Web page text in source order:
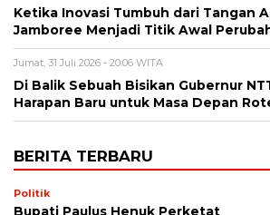
Ketika Inovasi Tumbuh dari Tangan
Jamboree Menjadi Titik Awal
Jumat, 31 Juli 2026 - 20:06 WITA
Di Balik Sebuah Bisikan Gubernur
Harapan Baru untuk Masa Depan
BERITA TERBARU
Politik
Bupati Paulus Henuk Perketat